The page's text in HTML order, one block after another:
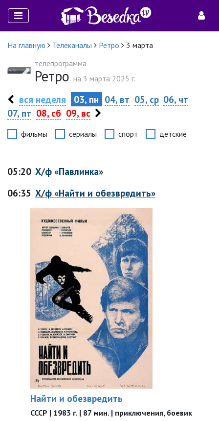
На главную Телеканалы Ретро
3 марта
телепрограмма
Ретро на 3 марта 2025 г.
вся неделя 03, пн 04, вт 05, ср 06, чт
07, пт 08, сб 09, вс
фильмы сериалы спорт детские
05:20 Х/ф «Павлинка»
06:35 Х/ф «Найти и обезвредить»
Найти и обезвредить
СССР | 1983 г. | 87 мин. | приключения, боевик